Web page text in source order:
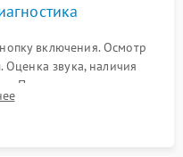
включения. Осмотр
звука, наличия
Подключение тестовых
симптомов поломки.